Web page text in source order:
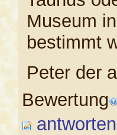
Museum
bestimmt
Peter der
Bewertung
antworten